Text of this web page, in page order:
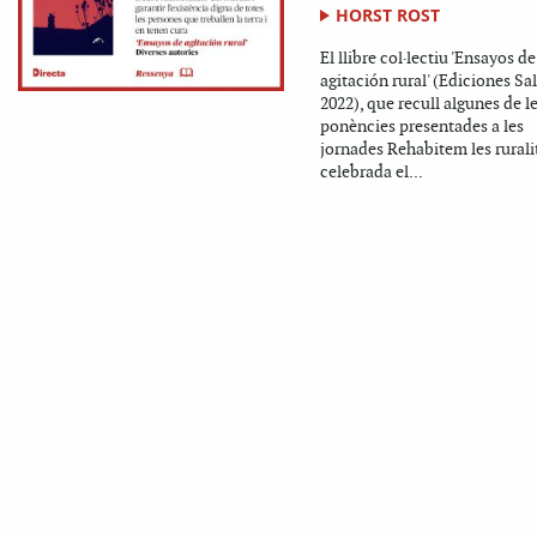
HORST ROST
El llibre col·lectiu 'Ensayos de
agitación rural' (Ediciones
2022), que recull algunes de
ponències presentades a les
jornades Rehabitem les
celebrada el...